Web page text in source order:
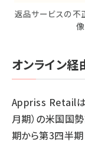
返品サービスの不
オンライン
Appriss Retailは
月期）の米国国
期から第3四半